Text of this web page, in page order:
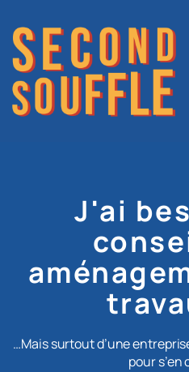
J'ai
…Mais surtout d’une
pour s’en